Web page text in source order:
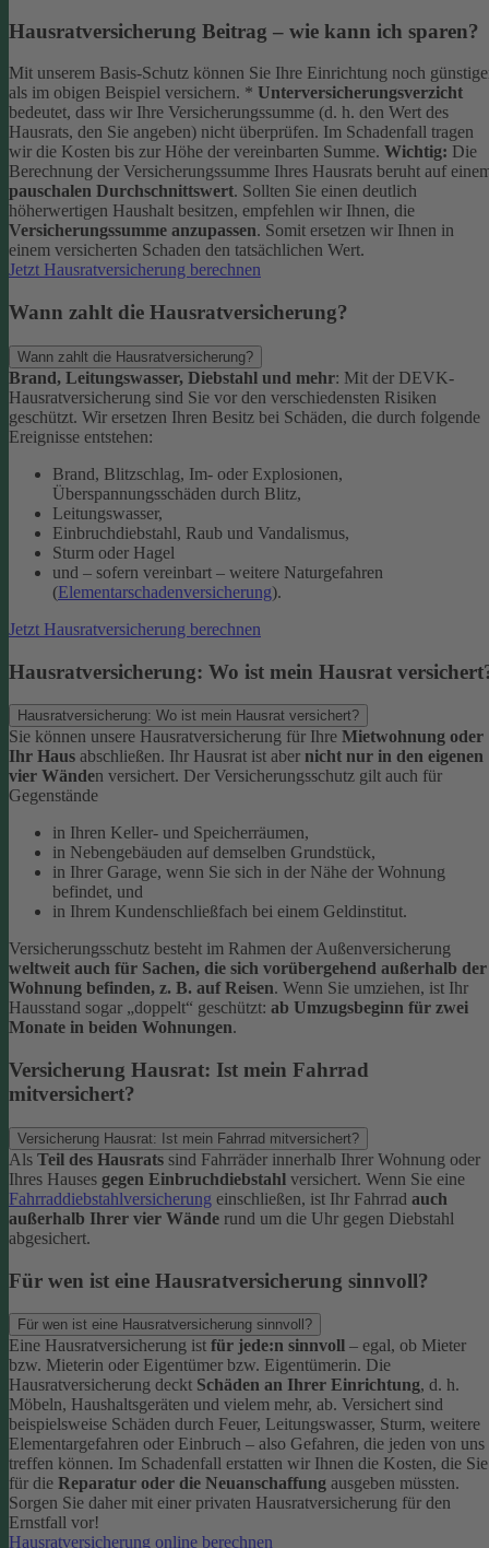
Hausratversicherung Beitrag – wie kann ich sparen?
Mit unserem Basis-Schutz können Sie Ihre Einrichtung noch
als im obigen Beispiel versichern. * Unterversicherungsverzicht
bedeutet, dass wir Ihre Versicherungssumme (d. h. den Wert des
Hausrats, den Sie angeben) nicht überprüfen. Im Schadenfall tragen
wir die Kosten bis zur Höhe der vereinbarten Summe. Wichtig: Die
Berechnung der Versicherungssumme Ihres Hausrats beruht auf
pauschalen Durchschnittswert. Sollten Sie einen deutlich
höherwertigen Haushalt besitzen, empfehlen wir Ihnen, die
Versicherungssumme anzupassen. Somit ersetzen wir Ihnen in
einem versicherten Schaden den tatsächlichen Wert.
Jetzt Hausratversicherung berechnen
Wann zahlt die Hausratversicherung?
Wann zahlt die Hausratversicherung?
Brand, Leitungswasser, Diebstahl und mehr: Mit der DEVK-
Hausratversicherung sind Sie vor den verschiedensten Risiken
geschützt. Wir ersetzen Ihren Besitz bei Schäden, die durch folgende
Ereignisse entstehen:
Brand, Blitzschlag, Im- oder Explosionen,
Überspannungsschäden durch Blitz,
Leitungswasser,
Einbruchdiebstahl, Raub und Vandalismus,
Sturm oder Hagel
und – sofern vereinbart – weitere Naturgefahren
(Elementarschadenversicherung).
Jetzt Hausratversicherung berechnen
Hausratversicherung: Wo ist mein Hausrat
Hausratversicherung: Wo ist mein Hausrat versichert?
Sie können unsere Hausratversicherung für Ihre Mietwohnung oder
Ihr Haus abschließen. Ihr Hausrat ist aber nicht nur in den eigenen
vier Wänden versichert. Der Versicherungsschutz gilt auch für
Gegenstände
in Ihren Keller- und Speicherräumen,
in Nebengebäuden auf demselben Grundstück,
in Ihrer Garage, wenn Sie sich in der Nähe der Wohnung
befindet, und
in Ihrem Kundenschließfach bei einem Geldinstitut.
Versicherungsschutz besteht im Rahmen der Außenversicherung
weltweit auch für Sachen, die sich vorübergehend außerhalb der
Wohnung befinden, z. B. auf Reisen. Wenn Sie umziehen, ist Ihr
Hausstand sogar „doppelt“ geschützt: ab Umzugsbeginn für zwei
Monate in beiden Wohnungen.
Versicherung Hausrat: Ist mein Fahrrad
mitversichert?
Versicherung Hausrat: Ist mein Fahrrad mitversichert?
Als Teil des Hausrats sind Fahrräder innerhalb Ihrer Wohnung oder
Ihres Hauses gegen Einbruchdiebstahl versichert. Wenn Sie eine
Fahrraddiebstahlversicherung einschließen, ist Ihr Fahrrad auch
außerhalb Ihrer vier Wände rund um die Uhr gegen Diebstahl
abgesichert.
Für wen ist eine Hausratversicherung sinnvoll?
Für wen ist eine Hausratversicherung sinnvoll?
Eine Hausratversicherung ist für jede:n sinnvoll – egal, ob Mieter
bzw. Mieterin oder Eigentümer bzw. Eigentümerin. Die
Hausratversicherung deckt Schäden an Ihrer Einrichtung, d. h.
Möbeln, Haushaltsgeräten und vielem mehr, ab. Versichert sind
beispielsweise Schäden durch Feuer, Leitungswasser, Sturm, weitere
Elementargefahren oder Einbruch – also Gefahren, die jeden von uns
treffen können. Im Schadenfall erstatten wir Ihnen die Kosten, die Sie
für die Reparatur oder die Neuanschaffung ausgeben müssten.
Sorgen Sie daher mit einer privaten Hausratversicherung für den
Ernstfall vor!
Hausratversicherung online berechnen